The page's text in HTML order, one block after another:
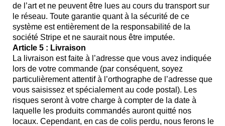
de l’art et ne peuvent être lues au cours du transport sur
le réseau. Toute garantie quant à la sécurité de ce
système est entièrement de la responsabilité de la
société Stripe et ne saurait nous être imputée.
Article 5 : Livraison
La livraison est faite à l’adresse que vous avez indiquée
lors de votre commande (par conséquent, soyez
particulièrement attentif à l’orthographe de l’adresse que
vous saisissez et spécialement au code postal). Les
risques seront à votre charge à compter de la date à
laquelle les produits commandés auront quitté nos
locaux. Cependant, en cas de colis perdu, nous ferons le